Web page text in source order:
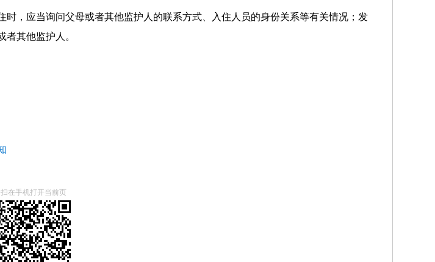
，应当询问父母或者其他监护人的联系方式、入住人员的身份关系等有关情况；发
其他监护人。
在手机打开当前页